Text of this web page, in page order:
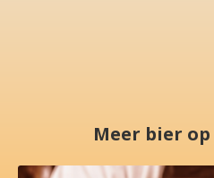
Meer bier